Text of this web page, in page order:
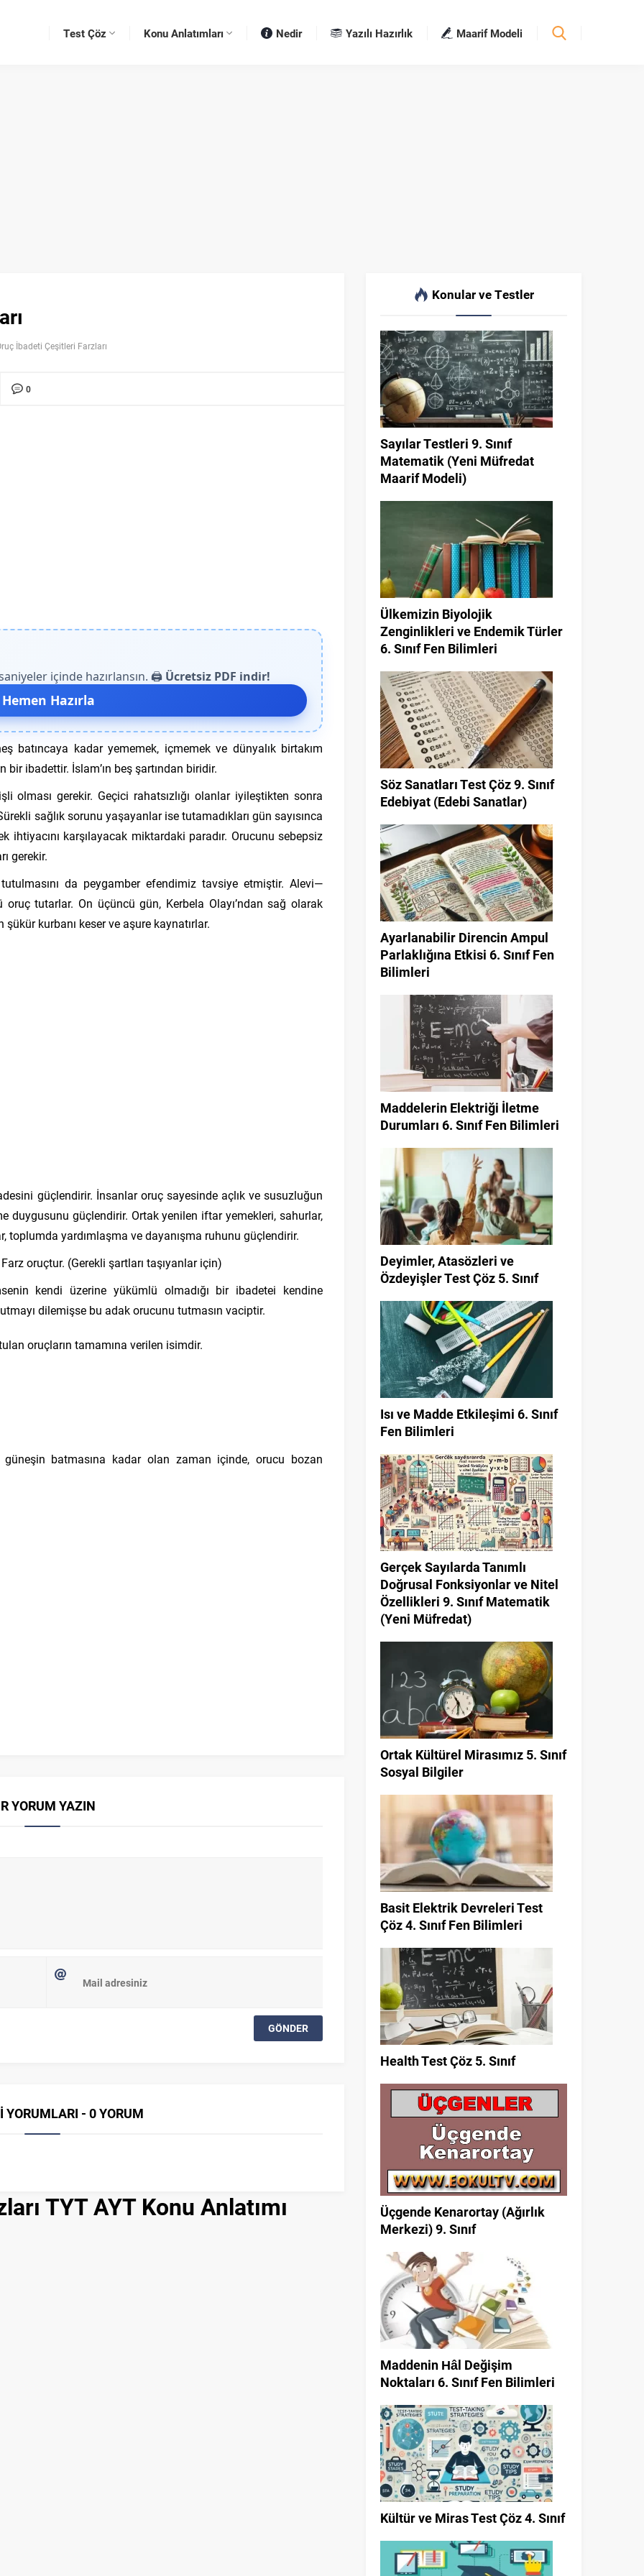
Test Çöz Konu Anlatımları Nedir Yazılı Hazırlık Maarif Modeli
İbadeti Çeşitleri Farzları
0
içinde hazırlansın. 🖨️ Ücretsiz PDF indir!
Hemen Hazırla
batıncaya kadar yememek, içmemek ve dünyalık birtakım
ibadettir. İslam’ın beş şartından biridir.
olması gerekir. Geçici rahatsızlığı olanlar iyileştikten sonra
sağlık sorunu yaşayanlar ise tutamadıkları gün sayısınca
karşılayacak miktardaki paradır. Orucunu sebepsiz
gerekir.
da peygamber efendimiz tavsiye etmiştir. Alevi—
tutarlar. On üçüncü gün, Kerbela Olayı’ndan sağ olarak
kurbanı keser ve aşure kaynatırlar.
güçlendirir. İnsanlar oruç sayesinde açlık ve susuzluğun
duygusunu güçlendirir. Ortak yenilen iftar yemekleri, sahurlar,
toplumda yardımlaşma ve dayanışma ruhunu güçlendirir.
oruçtur. (Gerekli şartları taşıyanlar için)
kendi üzerine yükümlü olmadığı bir ibadetei kendine
dilemişse bu adak orucunu tutmasın vaciptir.
oruçların tamamına verilen isimdir.
batmasına kadar olan zaman içinde, orucu bozan
YORUM YAZIN
YORUMLARI - 0 YORUM
TYT AYT Konu Anlatımı
Konular ve Testler
Sayılar Testleri 9. Sınıf
Matematik (Yeni Müfredat
Maarif Modeli)
Ülkemizin Biyolojik
Zenginlikleri ve Endemik Türler
6. Sınıf Fen Bilimleri
Söz Sanatları Test Çöz 9. Sınıf
Edebiyat (Edebi Sanatlar)
Ayarlanabilir Direncin Ampul
Parlaklığına Etkisi 6. Sınıf Fen
Bilimleri
Maddelerin Elektriği İletme
Durumları 6. Sınıf Fen Bilimleri
Deyimler, Atasözleri ve
Özdeyişler Test Çöz 5. Sınıf
Isı ve Madde Etkileşimi 6. Sınıf
Fen Bilimleri
Gerçek Sayılarda Tanımlı
Doğrusal Fonksiyonlar ve Nitel
Özellikleri 9. Sınıf Matematik
(Yeni Müfredat)
Ortak Kültürel Mirasımız 5. Sınıf
Sosyal Bilgiler
Basit Elektrik Devreleri Test
Çöz 4. Sınıf Fen Bilimleri
Health Test Çöz 5. Sınıf
Üçgende Kenarortay (Ağırlık
Merkezi) 9. Sınıf
Maddenin Hâl Değişim
Noktaları 6. Sınıf Fen Bilimleri
Kültür ve Miras Test Çöz 4. Sınıf